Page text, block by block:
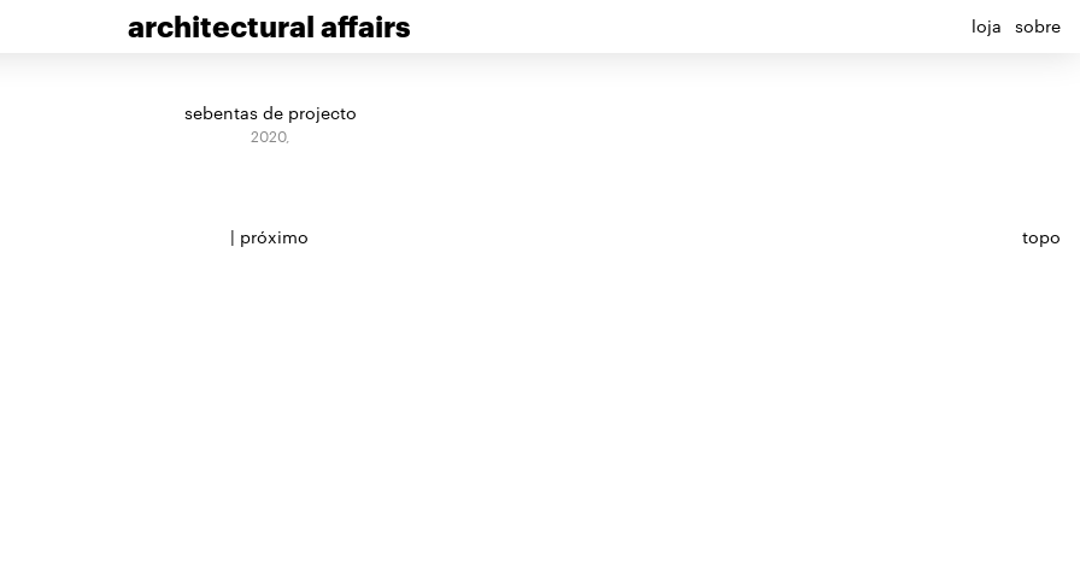
architectural affairs loja sobre
sebentas de projecto
2020,
| próximo topo